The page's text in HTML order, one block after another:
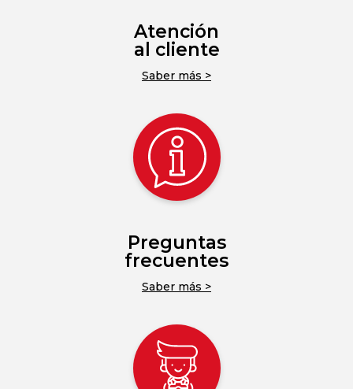
Atención
al cliente
Saber más >
Preguntas
frecuentes
Saber más >